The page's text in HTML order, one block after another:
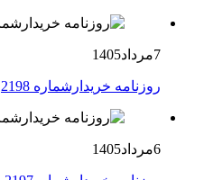
7مرداد1405
روزنامه خریدارشماره 2198
6مرداد1405